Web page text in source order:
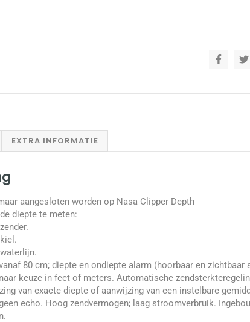
EXTRA INFORMATIE
aangesloten worden op Nasa Clipper Depth
diepte te meten:
80 cm; diepte en ondiepte alarm (hoorbaar en zichtbaar
keuze in feet of meters. Automatische
van exacte diepte of aanwijzing van een instelbare
echo. Hoog zendvermogen; laag stroomverbruik.